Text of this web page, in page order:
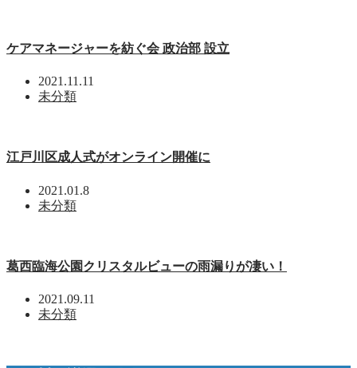
ケアマネージャーを紡ぐ会 政治部 設立
2021.11.11
未分類
江戸川区成人式がオンライン開催に
2021.01.8
未分類
葛西臨海公園クリスタルビューの雨漏りが凄い！
2021.09.11
未分類